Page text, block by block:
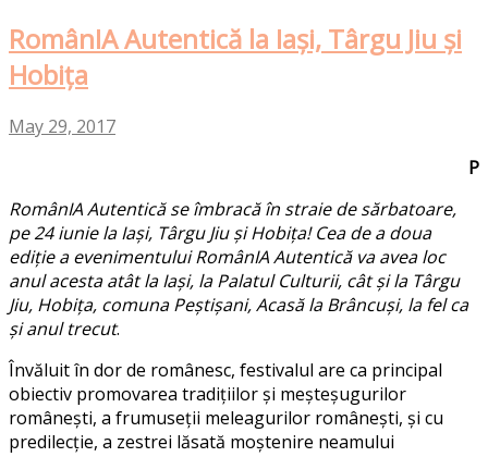
RomânIA Autentică la Iași, Târgu Jiu și
Hobița
May 29, 2017
P
RomânIA Autentică se îmbracă în straie de sărbatoare,
pe 24 iunie la Iași, Târgu Jiu și Hobița! Cea de a doua
ediție a evenimentului RomânIA Autentică va avea loc
anul acesta atât la Iași, la Palatul Culturii, cât și la Târgu
Jiu, Hobița, comuna Peștișani, Acasă la Brâncuși, la fel ca
și anul trecut.
Învăluit în dor de românesc, festivalul are ca principal
obiectiv promovarea tradițiilor și meșteșugurilor
românești, a frumuseții meleagurilor românești, și cu
predilecție, a zestrei lăsată moștenire neamului